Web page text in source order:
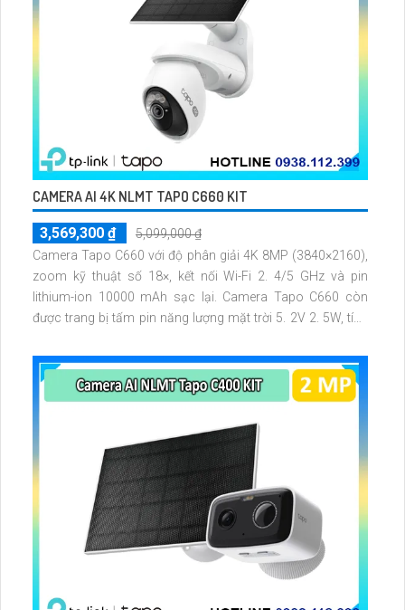
CAMERA AI 4K NLMT TAPO C660 KIT
3,569,300 ₫
5,099,000 ₫
Camera Tapo C660 với độ phân giải 4K 8MP (3840×2160),
zoom kỹ thuật số 18×, kết nối Wi-Fi 2. 4/5 GHz và pin
lithium-ion 10000 mAh sạc lại. Camera Tapo C660 còn
được trang bị tấm pin năng lượng mặt trời 5. 2V 2. 5W, tích
microSD tối đa 512 GB